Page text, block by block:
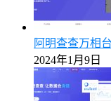
阿明查查万相
2024年1月9日